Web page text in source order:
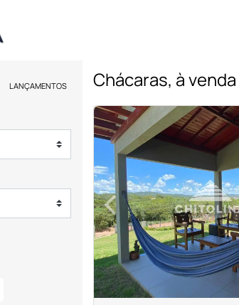
LANÇAMENTOS Chácaras, à
<<<<
‹Previous